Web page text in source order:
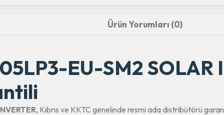
Ürün Yorumları (0)
EU-SM2 SOLAR
, Kıbrıs ve KKTC genelinde resmi ada distribütörü